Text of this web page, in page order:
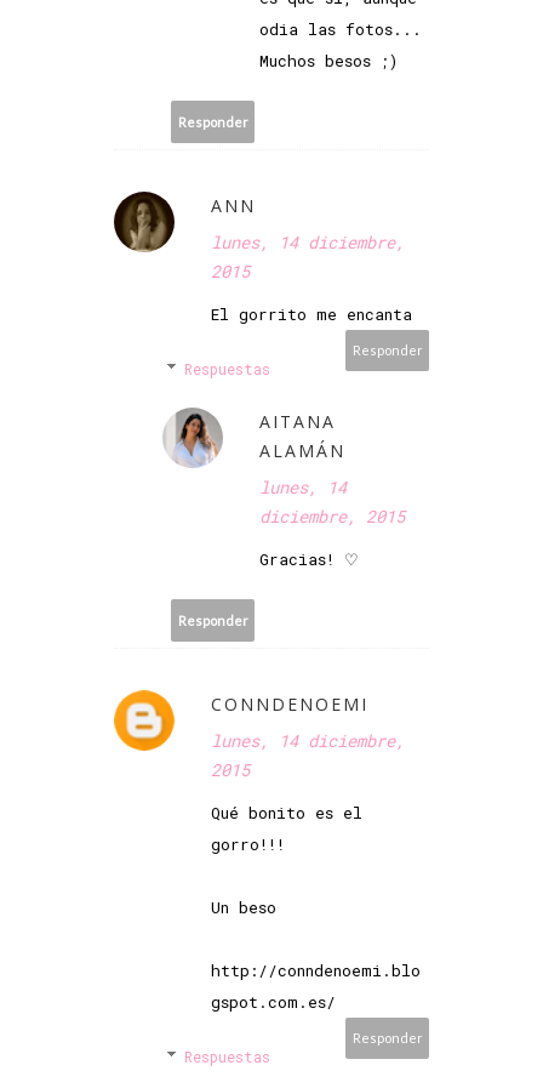
odia las fotos...
Muchos besos ;)
Responder
ANN
lunes, 14 diciembre,
2015
El gorrito me encanta
Responder
Respuestas
AITANA
ALAMÁN
lunes, 14
diciembre, 2015
Gracias! ♡
Responder
CONNDENOEMI
lunes, 14 diciembre,
2015
Qué bonito es el
gorro!!!
Un beso
http://conndenoemi.blo
gspot.com.es/
Responder
Respuestas